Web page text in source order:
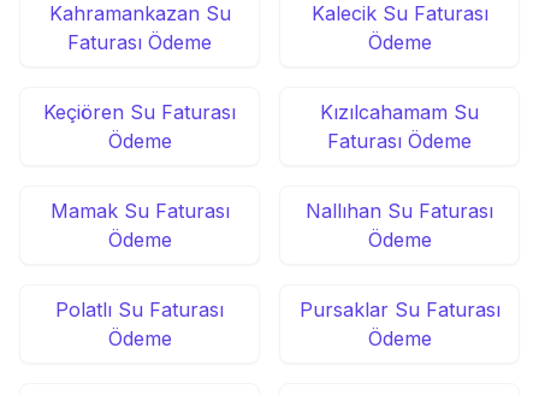
Kahramankazan Su
Faturası Ödeme
Kalecik Su Faturası
Ödeme
Keçiören Su Faturası
Ödeme
Kızılcahamam Su
Faturası Ödeme
Mamak Su Faturası
Ödeme
Nallıhan Su Faturası
Ödeme
Polatlı Su Faturası
Ödeme
Pursaklar Su Faturası
Ödeme